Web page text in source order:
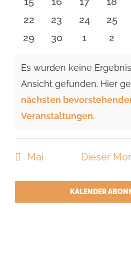
Veranstaltungen
Veranstaltungen
0
Veranstaltungen
22
0
Veranstaltungen
23
0
24
0
25
0
29
0
30
0
1
0
2
Hinweis
Es wurden keine
Ansicht gefunden. Hier
nächsten
Veranstaltungen.
Mai Dieser
KALENDER